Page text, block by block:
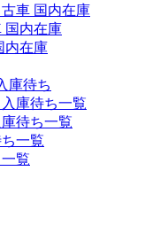
車 国内在庫
国内在庫
内在庫
庫待ち
庫待ち一覧
待ち一覧
一覧
覧